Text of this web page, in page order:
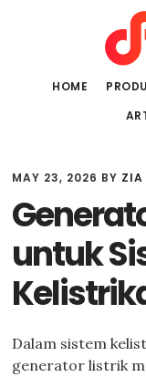
HOME
MAY 23, 2026 BY ZIA
untuk
Dalam sistem
generator listrik